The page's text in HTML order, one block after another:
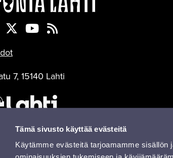
Tämä sivusto käyttää evästeitä
Käytämme evästeitä tarjoamamme sisällön
Lahti Facebookissa
Lahti Instagramissa
Sinfonia Lahti Twitterissä
Sinfonia Lahti YouTubessa
Sinfonia Lahti RSS-feed
7, 15140 Lahti